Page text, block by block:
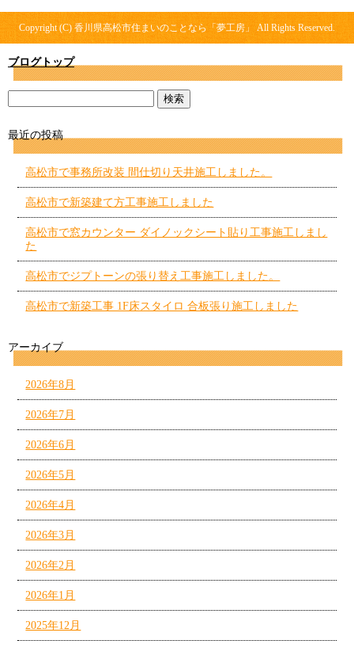
Copyright (C) 香川県高松市住まいのことなら「夢工房」 All Rights Reserved.
ブログトップ
最近の投稿
高松市で事務所改装 間仕切り天井施工しました。
高松市で新築建て方工事施工しました
高松市で窓カウンター ダイノックシート貼り工事施工しまし
た
高松市でジプトーンの張り替え工事施工しました。
高松市で新築工事 1F床スタイロ 合板張り施工しました
アーカイブ
2026年8月
2026年7月
2026年6月
2026年5月
2026年4月
2026年3月
2026年2月
2026年1月
2025年12月